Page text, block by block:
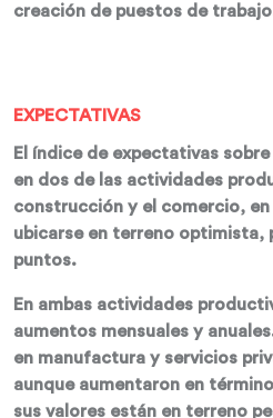
creación de puestos de
EXPECTATIVAS
El índice de expectativas
en dos de las actividades
construcción y el comercio,
ubicarse en terreno optimista,
puntos.
En ambas actividades
aumentos mensuales y
en manufactura y servicios
aunque aumentaron en
sus valores están en terreno